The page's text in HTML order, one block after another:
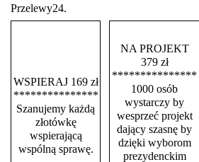
Przelewy24.
WSPIERAJ 169 zł
***************
Szanujemy każdą
złotówkę
wspierającą
wspólną sprawę.
NA PROJEKT
379 zł
***************
1000 osób
wystarczy by
wesprzeć projekt
dający szasnę by
dzięki wyborom
prezydenckim